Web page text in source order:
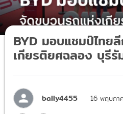
BYD มอบแชมป์ไทย
เกียรติยศฉลอง บุรี
bally4455 16 พฤษภา